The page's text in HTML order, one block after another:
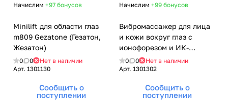
Начислим +97 бонусов
Minilift для области глаз
m809 Gezatone (Гезатон,
Жезатон)
0 0
Нет в наличии
Арт. 1301130
Сообщить о
поступлении
Начислим +99 бонусов
Вибромассажер для лица
и кожи вокруг глаз с
ионофорезом и ИК-
прогревом Minilift+ m810,
Gezatone (Гезатон,
0 0
Нет в наличии
Арт. 1301302
Сообщить о
поступлении